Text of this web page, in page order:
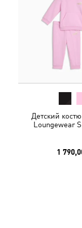
Детский
Loungewear
1